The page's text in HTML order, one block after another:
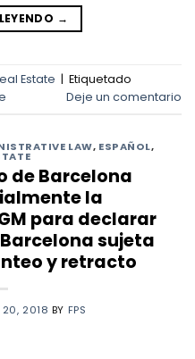
→
Estate | Etiquetado
Deje un comentario
LAW, ESPAÑOL,
de Barcelona
la
para declarar
sujeta
y retracto
20, 2018 BY FPS